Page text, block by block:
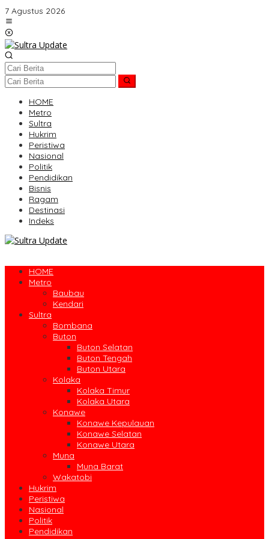
Lewati
ke
konten
7 Agustus 2026
HOME
Metro
Sultra
Hukrim
Peristiwa
Nasional
Politik
Pendidikan
Bisnis
Ragam
Destinasi
Indeks
HOME
Metro
Baubau
Kendari
Sultra
Bombana
Buton
Buton Selatan
Buton Tengah
Buton Utara
Kolaka
Kolaka Timur
Kolaka Utara
Konawe
Konawe Kepulauan
Konawe Selatan
Konawe Utara
Muna
Muna Barat
Wakatobi
Hukrim
Peristiwa
Nasional
Politik
Pendidikan